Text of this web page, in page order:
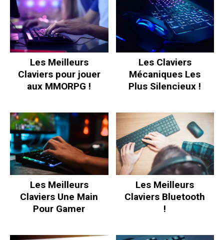
Les Meilleurs
Claviers pour jouer
aux MMORPG !
Les Claviers
Mécaniques Les
Plus Silencieux !
Les Meilleurs
Claviers Une Main
Pour Gamer
Les Meilleurs
Claviers Bluetooth
!